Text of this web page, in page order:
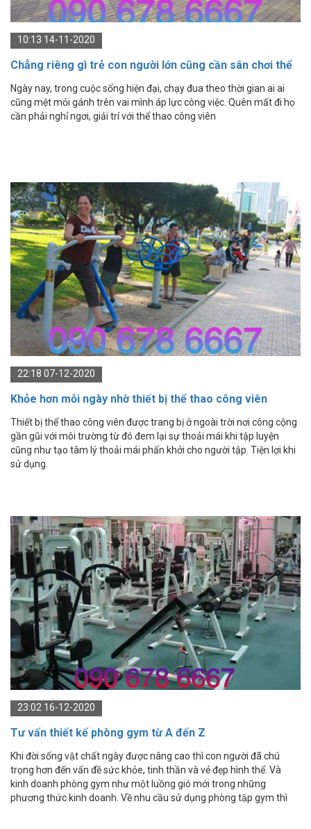
10:13 14-11-2020
Chẳng riêng gì trẻ con người lớn cũng cần sân chơi thể
thao công viên
Ngày nay, trong cuộc sống hiện đại, chạy đua theo thời gian ai ai
cũng mệt mỏi gánh trên vai mình áp lực công việc. Quên mất đi họ
cần phải nghỉ ngơi, giải trí với thể thao công viên
22:18 07-12-2020
Khỏe hơn mỗi ngày nhờ thiết bị thể thao công viên
Thiết bị thể thao công viên được trang bị ở ngoài trời nơi công cộng
gần gũi với môi trường từ đó đem lại sự thoải mái khi tập luyện
cũng như tạo tâm lý thoải mái phấn khởi cho người tập. Tiện lợi khi
sử dụng.
23:02 16-12-2020
Tư vấn thiết kế phòng gym từ A đến Z
Khi đời sống vật chất ngày được nâng cao thì con người đã chú
trọng hơn đến vấn đề sức khỏe, tinh thần và vẻ đẹp hình thể. Và
kinh doanh phòng gym như một luồng gió mới trong những
phương thức kinh doanh. Về nhu cầu sử dụng phòng tập gym thì